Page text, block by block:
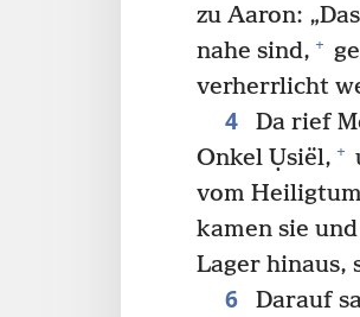
zu Aaron:
nahe sind, +
verherrlicht
4
Da rief
Onkel Ụsiël, +
vom
kamen sie
Lager hinaus,
6
Darauf